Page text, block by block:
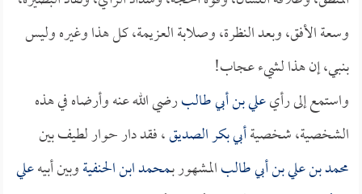
وسعة الأفق، وبعد النظرة، وصلابة العزيمة، كل هذا وغيره وليس
بنبي، إن هذا لشيء عجاب!
واستمع إلى رأيعلي بن أبي طالبرضي الله عنه وأرضاه في هذه
الشخصية، شخصيةأبي بكر الصديق، فقد دار حوار لطيف بين
محمد بن علي بن أبي طالبالمشهور بـمحمد ابن الحنفيةوبين أبيهعلي